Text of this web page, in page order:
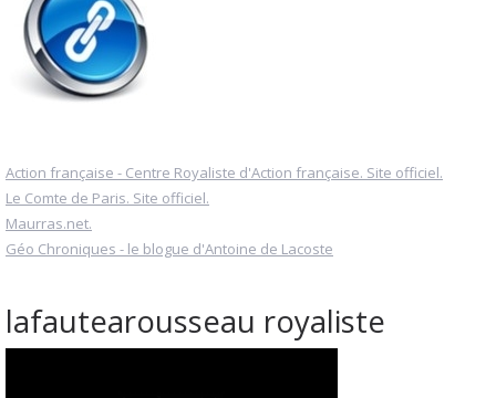
Action française - Centre Royaliste d'Action française. Site officiel.
Le Comte de Paris. Site officiel.
Maurras.net.
Géo Chroniques - le blogue d'Antoine de Lacoste
lafautearousseau royaliste